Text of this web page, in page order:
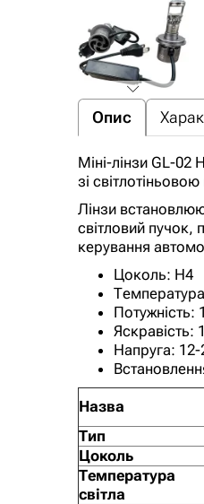
Опис
Міні-лінзи GL-
зі
Лінзи
світловий пучок,
керування
Цоколь: H4
Потужність:
Яскравість:
Напруга: 12-
Назва
Тип
Цоколь
Температура
світла